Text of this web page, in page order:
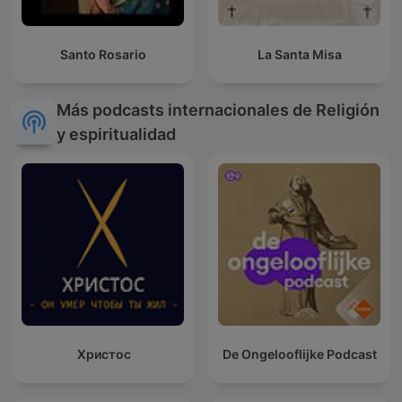
Santo Rosario La Santa Misa
Más podcasts internacionales de Religión
y espiritualidad
Христос De Ongelooflijke Podcast